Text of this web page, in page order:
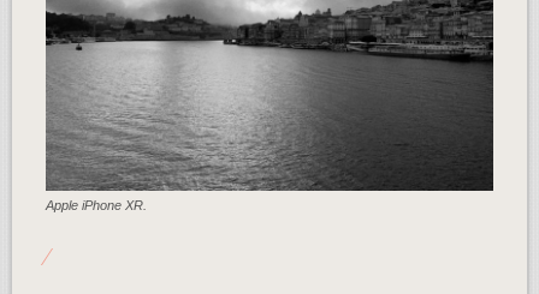
Apple iPhone XR.